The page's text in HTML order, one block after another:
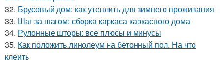
32. Брусовый дом: как утеплить для зимнего проживания
33. Шаг за шагом: сборка каркаса каркасного дома
34. Рулонные шторы: все плюсы и минусы
35. Как положить линолеум на бетонный пол. На что
клеить